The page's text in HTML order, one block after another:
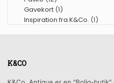
Gavekort (1)
Inspiration fra K&Co. (1)
K&CO